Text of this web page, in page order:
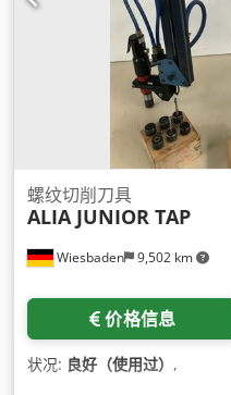
Wiesbaden 9,502 km
螺纹切削刀具
ALIA JUNIOR TAP
价格信息
状况: 良好（使用过） ,